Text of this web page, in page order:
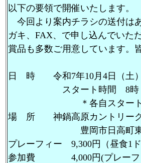
以下の要領で開催いたします。
今回より案内チラシの送付は
ガキ、FAX、で申し込んでいた
賞品も多数ご用意しています。
日 時 令和7年10月4日（土）
スタート時間 8時
＊各自スタート時間の
場 所 神鍋高原カントリー
豊岡市日高町東河内
プレーフィー 9,300円（昼食1ド
参加費 4,000円(プレーフィ